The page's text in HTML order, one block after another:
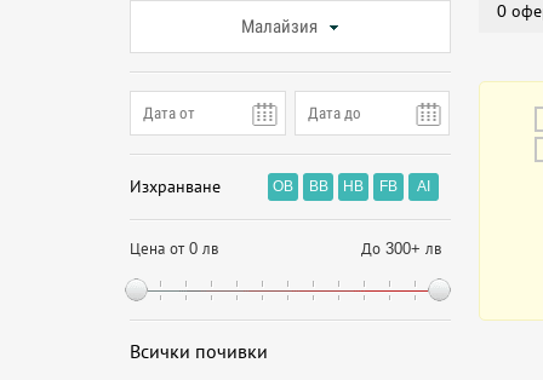
Малайзия
Изхранване OB BB HB FB AI
Цена от 0 лв До 300+ лв
Всички почивки
0